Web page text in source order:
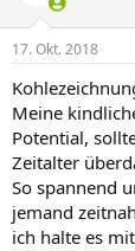
17. Okt. 2018
Meine
Potential,
Zeitalter
So spannend
jemand
ich halte es